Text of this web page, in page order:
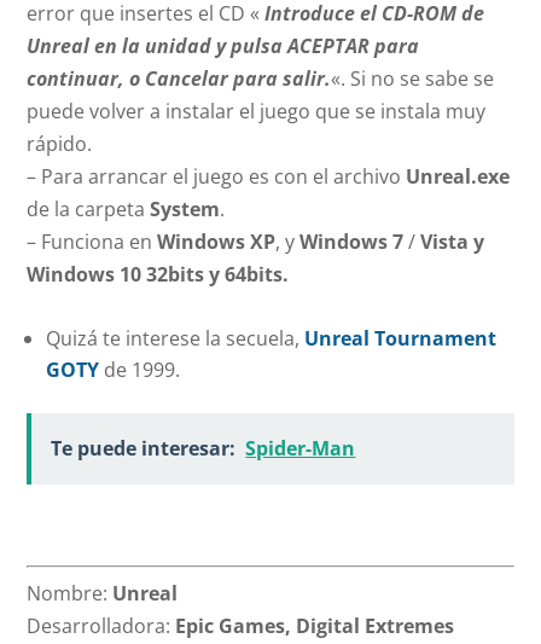
error que insertes el CD « Introduce el CD-ROM de
Unreal en la unidad y pulsa ACEPTAR para
continuar, o Cancelar para salir.«. Si no se sabe se
puede volver a instalar el juego que se instala muy
rápido.
– Para arrancar el juego es con el archivo Unreal.exe
de la carpetaSystem.
– Funciona enWindows XP, yWindows 7/Vista y
Windows 10 32bits y 64bits.
Quizá te interese la secuela, Unreal Tournament
GOTY de 1999.
Te puede interesar: Spider-Man
Nombre: Unreal
Desarrolladora: Epic Games, Digital Extremes